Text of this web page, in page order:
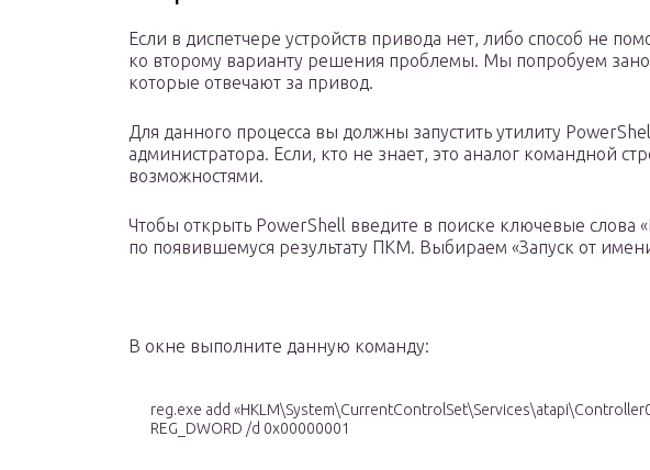
Если в диспетчере устройств привода нет, либо способ не
ко второму варианту решения проблемы. Мы попробуем
которые отвечают за привод.
Для данного процесса вы должны запустить утилиту
администратора. Если, кто не знает, это аналог командной
возможностями.
Чтобы открыть PowerShell введите в поиске ключевые слова
по появившемуся результату ПКМ. Выбираем «Запуск от
В окне выполните данную команду:
reg.exe add
REG_DWORD /d 0x00000001